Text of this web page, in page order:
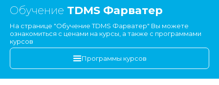
Обучение TDMS Фарватер
На странице "Обучение TDMS Фарватер" Вы можете
ознакомиться с ценами на курсы, а также с программами
курсов
Программы курсов